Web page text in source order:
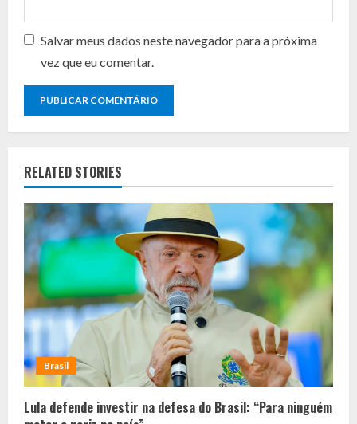
Salvar meus dados neste navegador para a próxima
vez que eu comentar.
RELATED STORIES
Brasil
Lula defende investir na defesa do Brasil: “Para ninguém